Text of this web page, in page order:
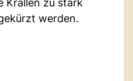
Krallen zu stark
werden.